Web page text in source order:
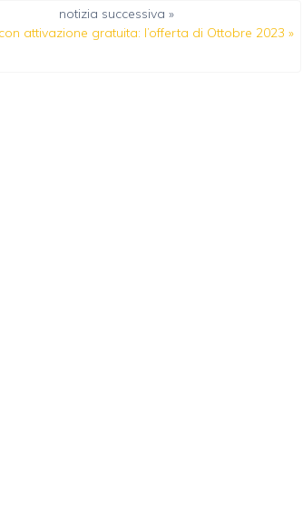
notizia successiva »
attivazione gratuita: l’offerta di Ottobre 2023 »